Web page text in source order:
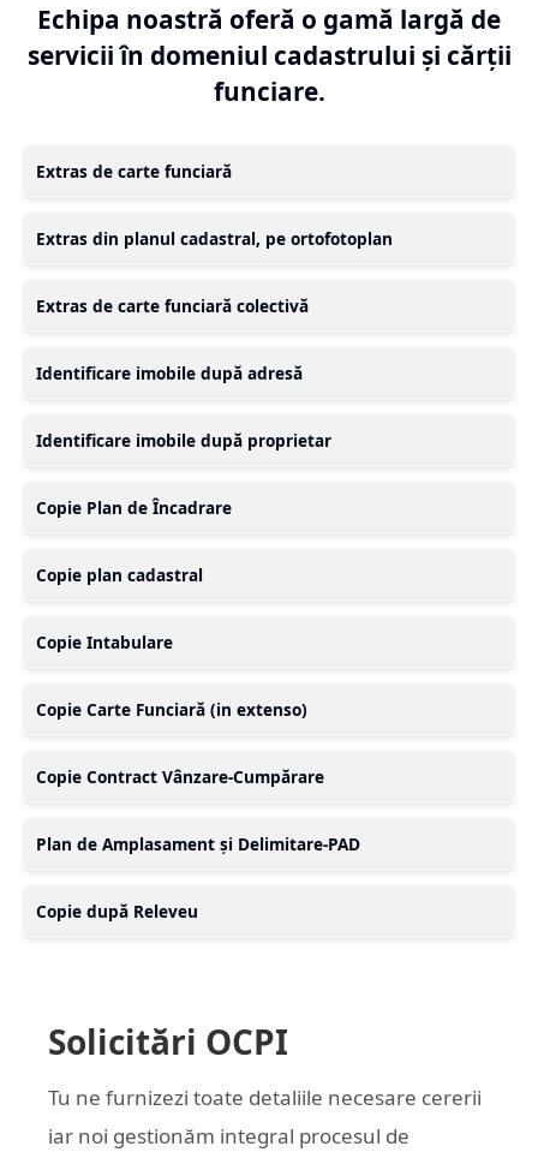
Echipa noastră oferă o gamă largă de
servicii în domeniul cadastrului și cărții
funciare.
Extras de carte funciară
Extras din planul cadastral, pe ortofotoplan
Extras de carte funciară colectivă
Identificare imobile după adresă
Identificare imobile după proprietar
Copie Plan de Încadrare
Copie plan cadastral
Copie Intabulare
Copie Carte Funciară (in extenso)
Copie Contract Vânzare-Cumpărare
Plan de Amplasament și Delimitare-PAD
Copie după Releveu
Solicitări OCPI
Tu ne furnizezi toate detaliile necesare cererii
iar noi gestionăm integral procesul de